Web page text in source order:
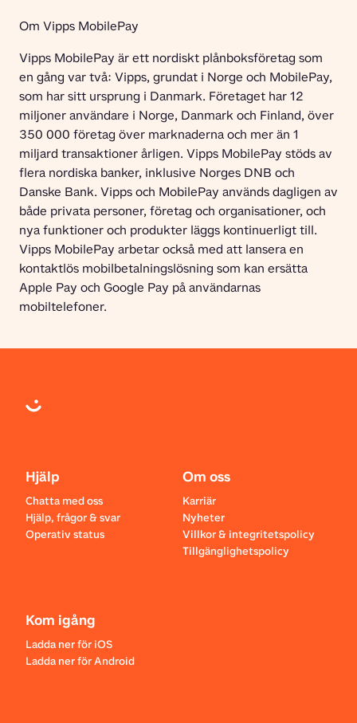
Om Vipps MobilePay
Vipps MobilePay är ett nordiskt plånboksföretag som
en gång var två: Vipps, grundat i Norge och MobilePay,
som har sitt ursprung i Danmark. Företaget har 12
miljoner användare i Norge, Danmark och Finland, över
350 000 företag över marknaderna och mer än 1
miljard transaktioner årligen. Vipps MobilePay stöds av
flera nordiska banker, inklusive Norges DNB och
Danske Bank. Vipps och MobilePay används dagligen av
både privata personer, företag och organisationer, och
nya funktioner och produkter läggs kontinuerligt till.
Vipps MobilePay arbetar också med att lansera en
kontaktlös mobilbetalningslösning som kan ersätta
Apple Pay och Google Pay på användarnas
mobiltelefoner.
Hjälp
Chatta med oss
Hjälp, frågor & svar
Operativ status
Om oss
Karriär
Nyheter
Villkor & integritetspolicy
Tillgänglighetspolicy
Kom igång
Ladda ner för iOS
Ladda ner för Android